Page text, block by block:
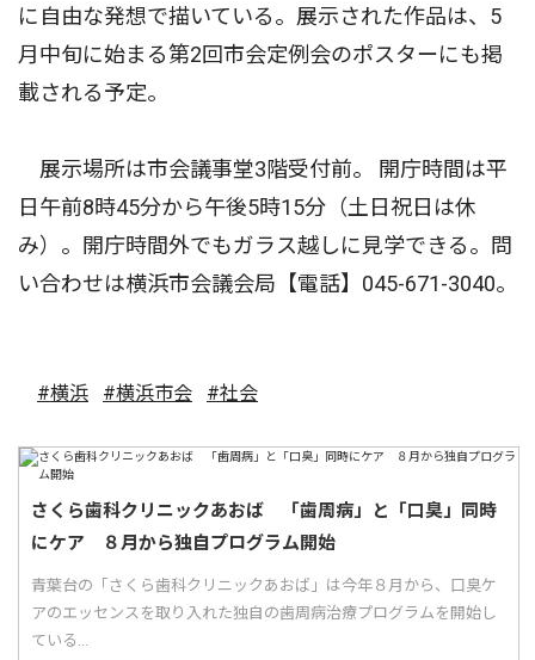
に自由な発想で描いている。展示された作品は、5
月中旬に始まる第2回市会定例会のポスターにも掲
載される予定。
展示場所は市会議事堂3階受付前。 開庁時間は平
日午前8時45分から午後5時15分（土日祝日は休
み）。開庁時間外でもガラス越しに見学できる。問
い合わせは横浜市会議会局【電話】045-671-3040。
#横浜 #横浜市会 #社会
さくら歯科クリニックあおば 「歯周病」と「口臭」同時
にケア ８月から独自プログラム開始
青葉台の「さくら歯科クリニックあおば」は今年８月から、口臭ケ
アのエッセンスを取り入れた独自の歯周病治療プログラムを開始し
ている...